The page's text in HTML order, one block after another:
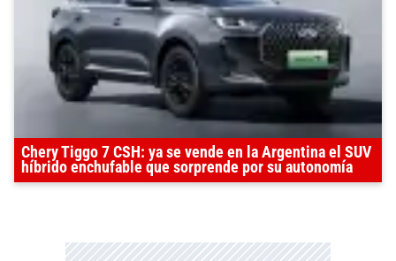
Chery Tiggo 7 CSH: ya se vende en la Argentina el SUV
híbrido enchufable que sorprende por su autonomía